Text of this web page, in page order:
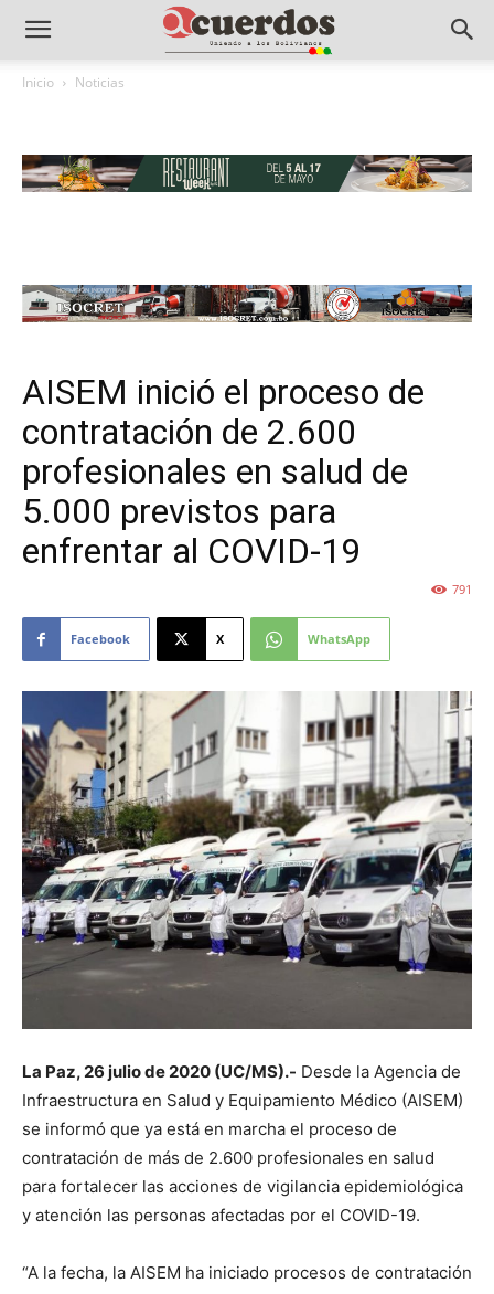
Inicio Noticias
AISEM inició el proceso de
contratación de 2.600
profesionales en salud de
5.000 previstos para
enfrentar al COVID-19
791
Facebook X WhatsApp
La Paz, 26 julio de 2020 (UC/MS).- Desde la Agencia de
Infraestructura en Salud y Equipamiento Médico (AISEM)
se informó que ya está en marcha el proceso de
contratación de más de 2.600 profesionales en salud
para fortalecer las acciones de vigilancia epidemiológica
y atención las personas afectadas por el COVID-19.
“A la fecha, la AISEM ha iniciado procesos de contratación